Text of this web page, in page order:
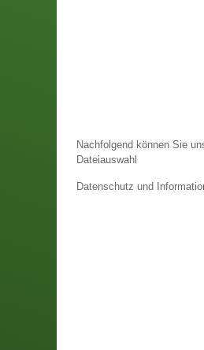
Nachfolgend können Sie
Dateiauswahl
Datenschutz und